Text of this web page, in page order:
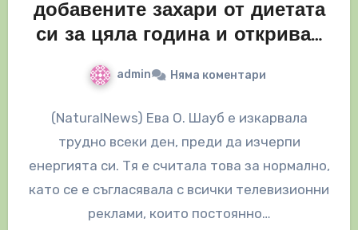
добавените захари от диетата
си за цяла година и открива…
admin Няма коментари
(NaturalNews) Ева О. Шауб е изкарвала
трудно всеки ден, преди да изчерпи
енергията си. Тя е считала това за нормално,
като се е съгласявала с всички телевизионни
реклами, които постоянно…